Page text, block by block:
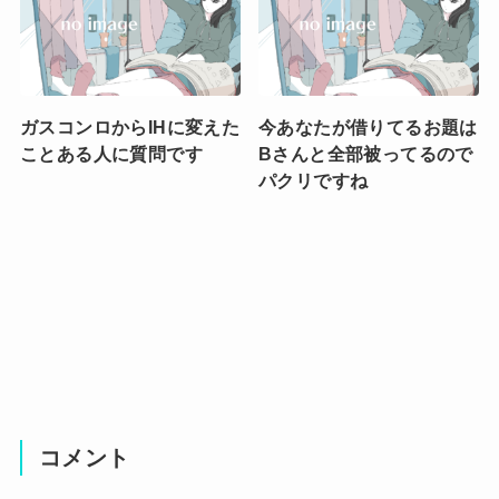
ガスコンロからIHに変えた
ことある人に質問です
今あなたが借りてるお題は
Bさんと全部被ってるので
パクリですね
コメント